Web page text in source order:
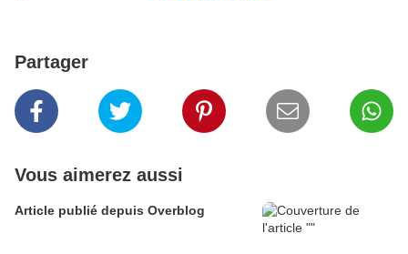
Partager
Vous aimerez aussi
Article publié depuis Overblog